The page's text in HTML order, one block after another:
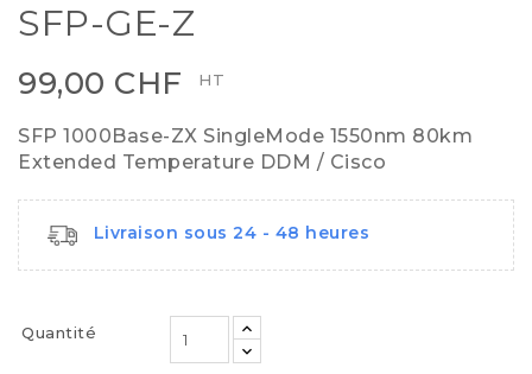
SFP-GE-Z
99,00 CHF HT
SFP 1000Base-ZX SingleMode 1550nm 80km
Extended Temperature DDM / Cisco
Livraison sous 24 - 48 heures
Quantité